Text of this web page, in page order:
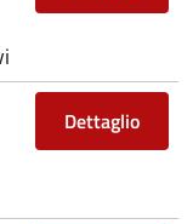
Dettaglio